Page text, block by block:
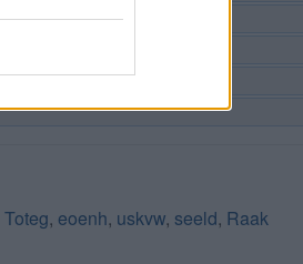
Toteg, eoenh, uskvw, seeld, Raak